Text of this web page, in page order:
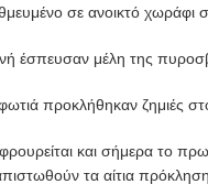
σε ανοικτό χωράφι
έσπευσαν μέλη της
προκλήθηκαν ζημιές
και σήμερα το
τα αίτια